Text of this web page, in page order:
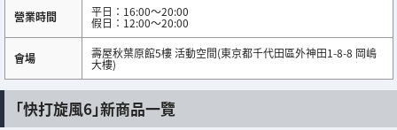
營業時間 平日：16:00～20:00
假日：12:00～20:00
會場 壽屋秋葉原館5樓 活動空間(東京都千代田區外神田1-8-8 岡嶋
大樓)
「快打旋風6」新商品一覽